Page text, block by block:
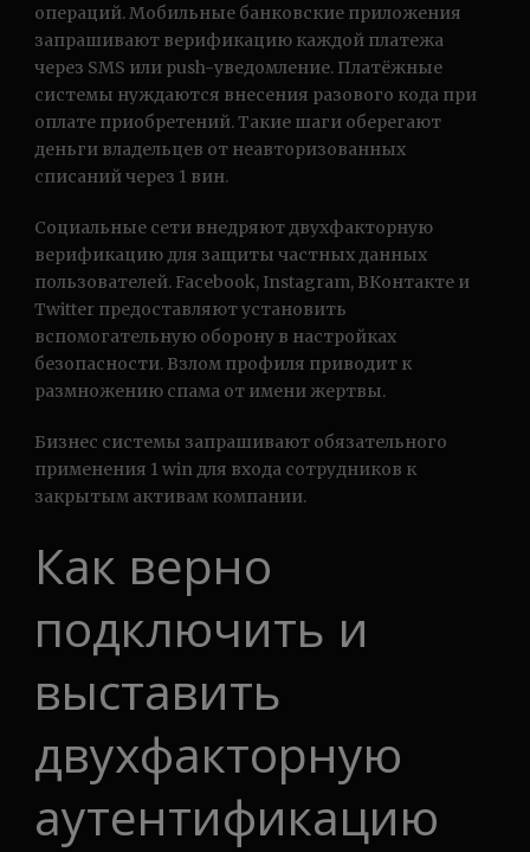
операций. Мобильные банковские приложения
запрашивают верификацию каждой платежа
через SMS или push-уведомление. Платёжные
системы нуждаются внесения разового кода при
оплате приобретений. Такие шаги оберегают
деньги владельцев от неавторизованных
списаний через 1 вин.
Социальные сети внедряют двухфакторную
верификацию для защиты частных данных
пользователей. Facebook, Instagram, ВКонтакте и
Twitter предоставляют установить
вспомогательную оборону в настройках
безопасности. Взлом профиля приводит к
размножению спама от имени жертвы.
Бизнес системы запрашивают обязательного
применения 1 win для входа сотрудников к
закрытым активам компании.
Как верно
подключить и
выставить
двухфакторную
аутентификацию